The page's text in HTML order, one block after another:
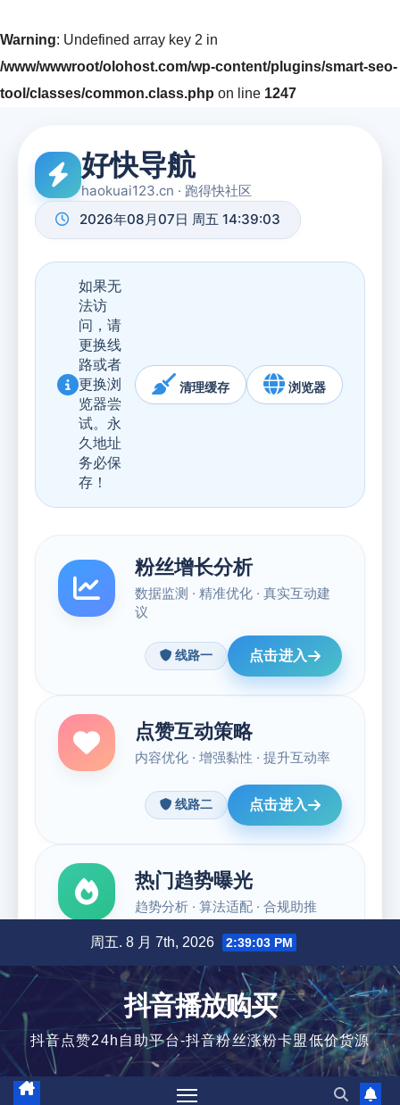
Warning: Undefined array key 2 in
/www/wwwroot/olohost.com/wp-content/plugins/smart-seo-
tool/classes/common.class.php on line 1247
容
周五. 8 月 7th, 2026 2:39:04 PM
抖音播放购买
抖音点赞24h自助平台-抖音粉丝涨粉卡盟低价货源